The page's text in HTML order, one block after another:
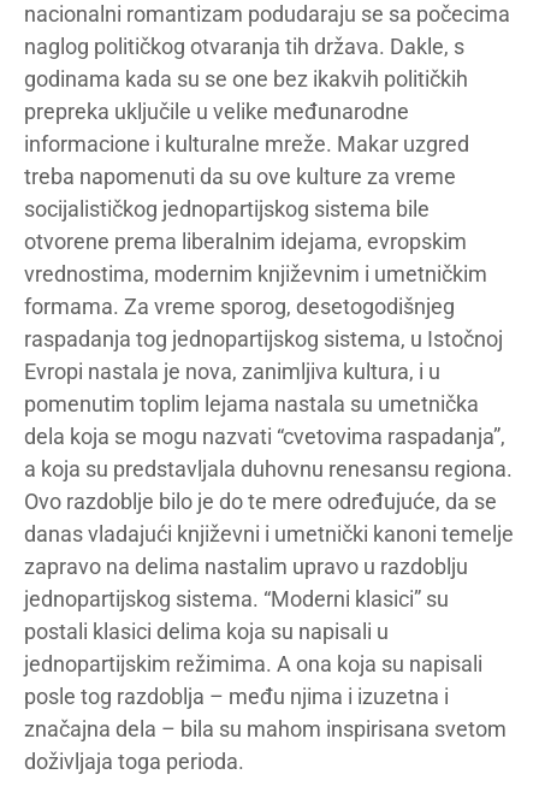
nacionalni romantizam podudaraju se sa počecima
naglog političkog otvaranja tih država. Dakle, s
godinama kada su se one bez ikakvih političkih
prepreka uključile u velike međunarodne
informacione i kulturalne mreže. Makar uzgred
treba napomenuti da su ove kulture za vreme
socijalističkog jednopartijskog sistema bile
otvorene prema liberalnim idejama, evropskim
vrednostima, modernim književnim i umetničkim
formama. Za vreme sporog, desetogodišnjeg
raspadanja tog jednopartijskog sistema, u Istočnoj
Evropi nastala je nova, zanimljiva kultura, i u
pomenutim toplim lejama nastala su umetnička
dela koja se mogu nazvati “cvetovima raspadanja”,
a koja su predstavljala duhovnu renesansu regiona.
Ovo razdoblje bilo je do te mere određujuće, da se
danas vladajući književni i umetnički kanoni temelje
zapravo na delima nastalim upravo u razdoblju
jednopartijskog sistema. “Moderni klasici” su
postali klasici delima koja su napisali u
jednopartijskim režimima. A ona koja su napisali
posle tog razdoblja – među njima i izuzetna i
značajna dela – bila su mahom inspirisana svetom
doživljaja toga perioda.